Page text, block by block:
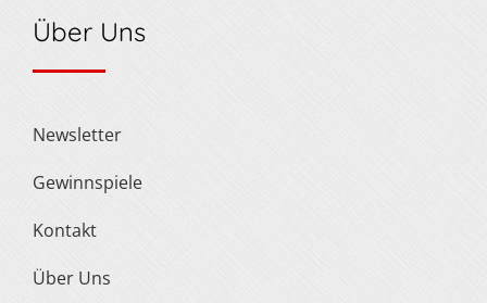
Über Uns
Newsletter
Gewinnspiele
Kontakt
Über Uns